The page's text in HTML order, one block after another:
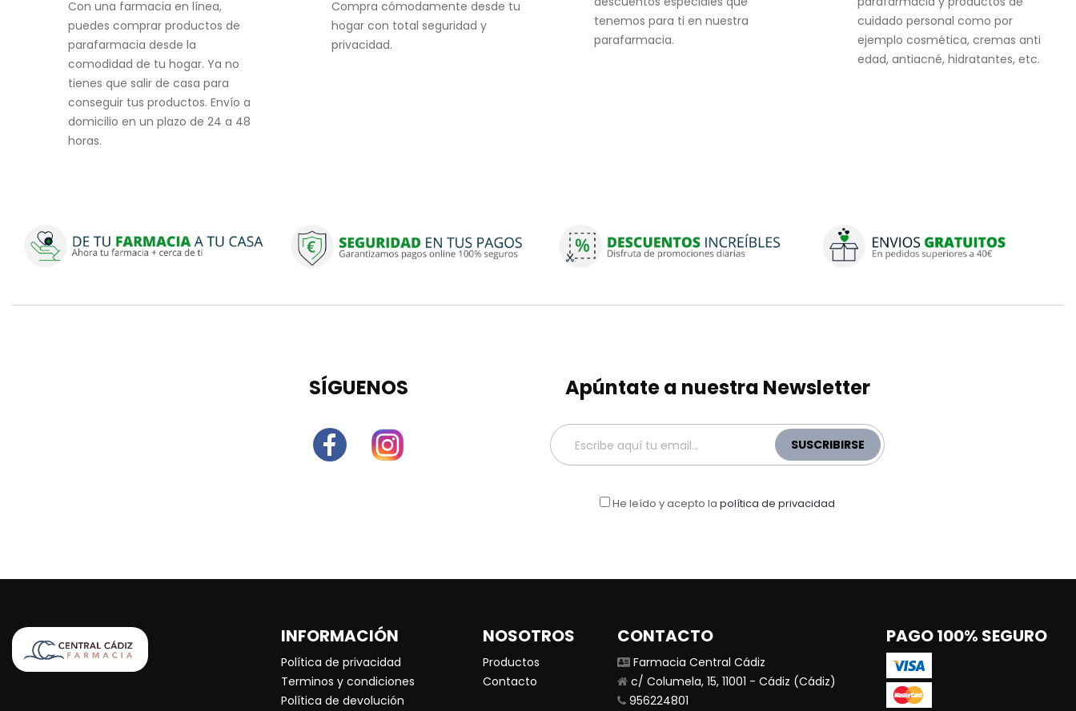
Con una farmacia en línea,
puedes comprar productos de
parafarmacia desde la
comodidad de tu hogar. Ya no
tienes que salir de casa para
conseguir tus productos. Envío a
domicilio en un plazo de 24 a 48
horas.
Compra cómodamente desde tu
hogar con total seguridad y
privacidad.
tenemos para ti en nuestra
parafarmacia.
cuidado personal como por
ejemplo cosmética, cremas anti
edad, antiacné, hidratantes, etc.
SÍGUENOS Apúntate a nuestra Newsletter
SUSCRIBIRSE
He leído y acepto la política de privacidad
INFORMACIÓN
Política de privacidad
Terminos y condiciones
Política de devolución
NOSOTROS
Productos
Contacto
CONTACTO
Farmacia Central Cádiz
c/ Columela, 15, 11001 - Cádiz (Cádiz)
956224801
PAGO 100% SEGURO